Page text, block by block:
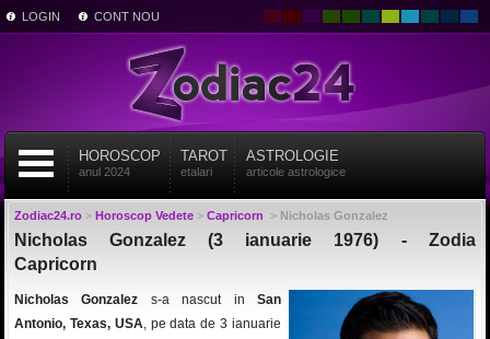
LOGIN CONT NOU
HOROSCOP
anul 2024
TAROT
etalari
ASTROLOGIE
articole astrologice
Zodiac24.ro> Horoscop Vedete> Capricorn > Nicholas Gonzalez
Nicholas Gonzalez (3 ianuarie 1976) - Zodia
Capricorn
Nicholas Gonzalez s-a nascut in San
Antonio, Texas, USA, pe data de 3 ianuarie